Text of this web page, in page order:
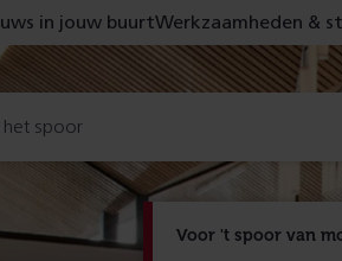
Voor 't spoor van
in jouw buurtWerkzaamheden &
het spoor